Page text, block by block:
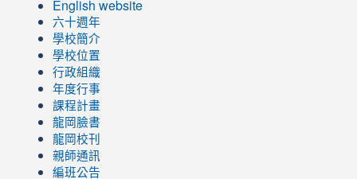
English website
六十週年
學校簡介
學校位置
行政組織
年度行事
課程計畫
龍岡臉書
龍岡校刊
親師通訊
編班公告